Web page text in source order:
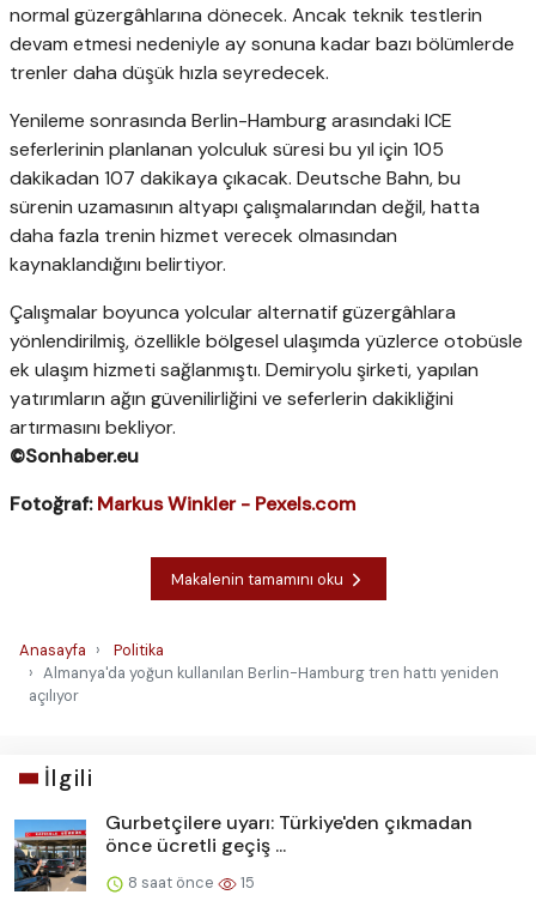
normal güzergâhlarına dönecek. Ancak teknik testlerin
devam etmesi nedeniyle ay sonuna kadar bazı bölümlerde
trenler daha düşük hızla seyredecek.
Yenileme sonrasında Berlin-Hamburg arasındaki ICE
seferlerinin planlanan yolculuk süresi bu yıl için 105
dakikadan 107 dakikaya çıkacak. Deutsche Bahn, bu
sürenin uzamasının altyapı çalışmalarından değil, hatta
daha fazla trenin hizmet verecek olmasından
kaynaklandığını belirtiyor.
Çalışmalar boyunca yolcular alternatif güzergâhlara
yönlendirilmiş, özellikle bölgesel ulaşımda yüzlerce otobüsle
ek ulaşım hizmeti sağlanmıştı. Demiryolu şirketi, yapılan
yatırımların ağın güvenilirliğini ve seferlerin dakikliğini
artırmasını bekliyor.
©Sonhaber.eu
Fotoğraf:Markus Winkler - Pexels.com
Makalenin tamamını oku
Anasayfa
Politika
Almanya'da yoğun kullanılan Berlin-Hamburg tren hattı yeniden
açılıyor
İlgili
Gurbetçilere uyarı: Türkiye'den çıkmadan
önce ücretli geçiş ...
8 saat önce 15